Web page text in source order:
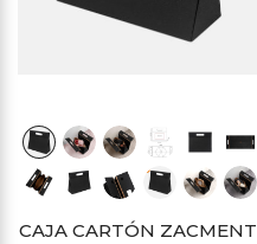
CAJA CARTÓN ZACMENT